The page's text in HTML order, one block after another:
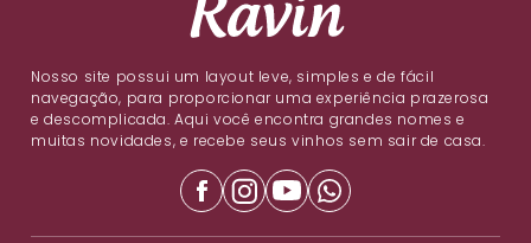
Nosso site possui um layout leve, simples e de fácil
navegação, para proporcionar uma experiência prazerosa
e descomplicada. Aqui você encontra grandes nomes e
muitas novidades, e recebe seus vinhos sem sair de casa.